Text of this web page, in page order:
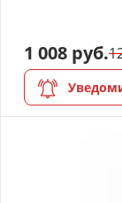
1 008 руб.